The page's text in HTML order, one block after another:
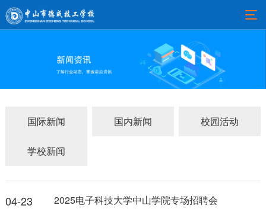
国际新闻 国内新闻 校园活动
学校新闻
04-23 2025电子科技大学中山学院专场招聘会